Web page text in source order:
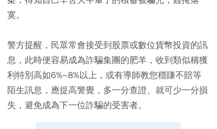
寞。
警方提醒，民眾常會接受到股票或數位貨幣投資的訊
息，此時便容易成為詐騙集團的肥羊，收到類似稱獲
利特別高如6%~8%以上，或有導師教您穩賺不賠等
陌生訊息，應提高警覺，多一分查證、就可少一分損
失，避免成為下一位詐騙的受害者。